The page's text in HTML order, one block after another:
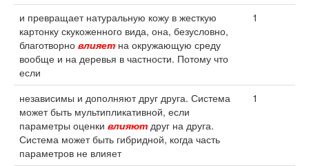
и превращает натуральную кожу в жесткую
картонку скукоженного вида, она, безусловно,
благотворно влияет на окружающую среду
вообще и на деревья в частности. Потому что
если
1
независимы и дополняют друг друга. Система
может быть мультипликативной, если
параметры оценки влияют друг на друга.
Система может быть гибридной, когда часть
параметров не влияет
1